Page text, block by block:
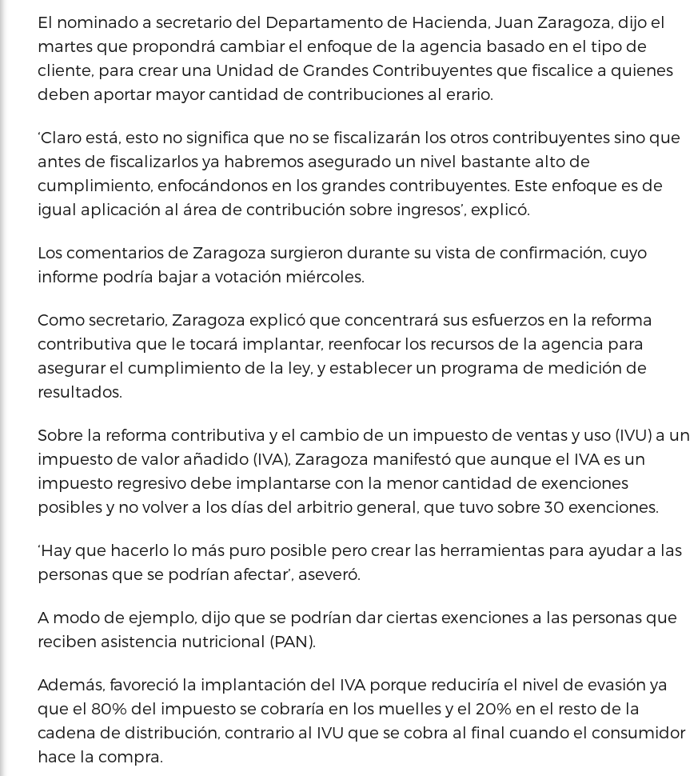
El nominado a secretario del Departamento de Hacienda, Juan Zaragoza, dijo el
martes que propondrá cambiar el enfoque de la agencia basado en el tipo de
cliente, para crear una Unidad de Grandes Contribuyentes que fiscalice a quienes
deben aportar mayor cantidad de contribuciones al erario.
‘Claro está, esto no significa que no se fiscalizarán los otros contribuyentes sino que
antes de fiscalizarlos ya habremos asegurado un nivel bastante alto de
cumplimiento, enfocándonos en los grandes contribuyentes. Este enfoque es de
igual aplicación al área de contribución sobre ingresos’, explicó.
Los comentarios de Zaragoza surgieron durante su vista de confirmación, cuyo
informe podría bajar a votación miércoles.
Como secretario, Zaragoza explicó que concentrará sus esfuerzos en la reforma
contributiva que le tocará implantar, reenfocar los recursos de la agencia para
asegurar el cumplimiento de la ley, y establecer un programa de medición de
resultados.
Sobre la reforma contributiva y el cambio de un impuesto de ventas y uso (IVU) a un
impuesto de valor añadido (IVA), Zaragoza manifestó que aunque el IVA es un
impuesto regresivo debe implantarse con la menor cantidad de exenciones
posibles y no volver a los días del arbitrio general, que tuvo sobre 30 exenciones.
‘Hay que hacerlo lo más puro posible pero crear las herramientas para ayudar a las
personas que se podrían afectar’, aseveró.
A modo de ejemplo, dijo que se podrían dar ciertas exenciones a las personas que
reciben asistencia nutricional (PAN).
Además, favoreció la implantación del IVA porque reduciría el nivel de evasión ya
que el 80% del impuesto se cobraría en los muelles y el 20% en el resto de la
cadena de distribución, contrario al IVU que se cobra al final cuando el consumidor
hace la compra.